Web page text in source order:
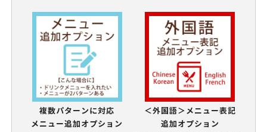
複数パターンに対応
メニュー追加オプション
＜外国語＞メニュー表記
追加オプション